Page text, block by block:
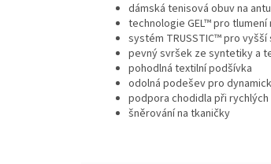
dámská tenisová obuv na
technologie GEL™ pro tlumení
systém TRUSSTIC™ pro
pevný svršek ze syntetiky a
pohodlná textilní podšívka
odolná podešev pro
podpora chodidla při rychlých
šněrování na tkaničky